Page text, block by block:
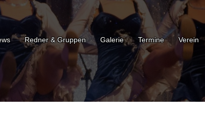
Redner & Gruppen Galerie Termine Verein